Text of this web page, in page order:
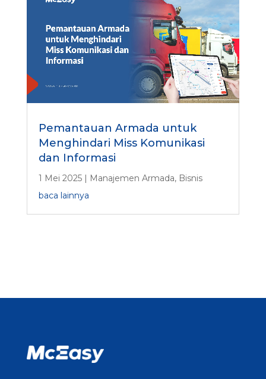
Pemantauan Armada untuk
Menghindari Miss Komunikasi
dan Informasi
1 Mei 2025| Manajemen Armada, Bisnis
baca lainnya